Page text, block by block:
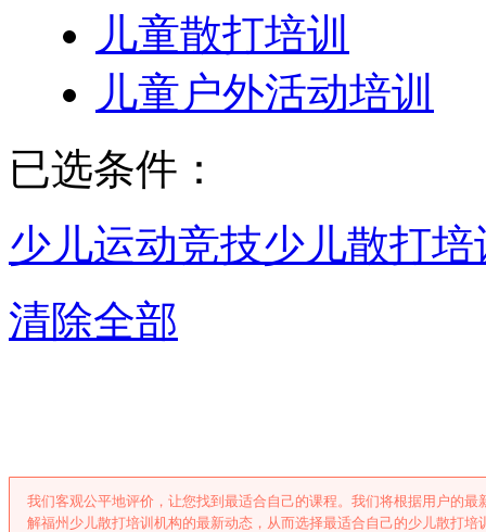
儿童散打培训
儿童户外活动培训
已选条件：
少儿运动竞技少儿散打培
清除全部
我们客观公平地评价，让您找到最适合自己的课程。我们将根据用户的
解福州少儿散打培训机构的最新动态，从而选择最适合自己的少儿散打培